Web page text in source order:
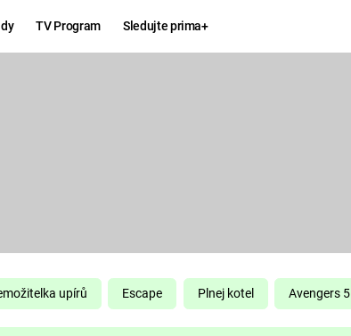
TV Program Sledujte prima+
KOMEDIE
CHUCK
NORRIS
upírů Escape Plnej kotel Avengers 5